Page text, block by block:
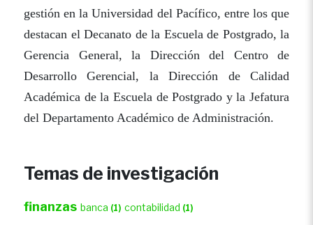
gestión en la Universidad del Pacífico, entre los que
destacan el Decanato de la Escuela de Postgrado, la
Gerencia General, la Dirección del Centro de
Desarrollo Gerencial, la Dirección de Calidad
Académica de la Escuela de Postgrado y la Jefatura
del Departamento Académico de Administración.
Temas de investigación
finanzas banca (1) contabilidad (1)